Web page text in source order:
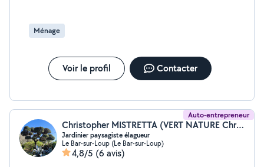
Ménage
Voir le profil Contacter
Auto-entrepreneur
Christopher MISTRETTA (VERT NATURE Christopher)
Jardinier paysagiste élagueur
Le Bar-sur-Loup (Le Bar-sur-Loup)
4,8/5 (6 avis)